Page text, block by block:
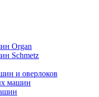
Organ
Schmetz
и оверлоков
машин